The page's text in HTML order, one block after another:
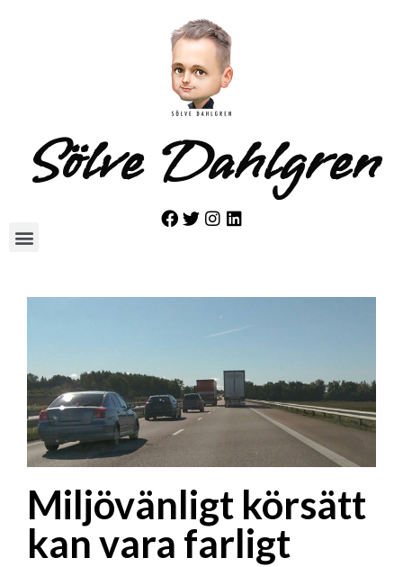
Sölve Dahlgren
Miljövänligt körsätt
kan vara farligt